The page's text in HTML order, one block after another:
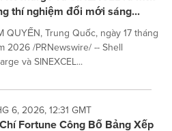
thí nghiệm đổi mới sáng...
QUYẾN, Trung Quốc, ngày 17 tháng
2026 /PRNewswire/ -- Shell
và SINEXCEL...
6, 2026, 12:31 GMT
Fortune Công Bố Bảng Xếp